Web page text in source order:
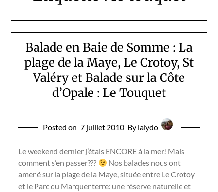
Balade en Baie de Somme : La
plage de la Maye, Le Crotoy, St
Valéry et Balade sur la Côte
d’Opale : Le Touquet
Posted on 7 juillet 2010 By lalydo
Le weekend dernier j’étais ENCORE à la mer! Mais
comment s’en passer???
Nos balades nous ont
amené sur la plage de la Maye, située entre Le Crotoy
et le Parc du Marquenterre: une réserve naturelle et